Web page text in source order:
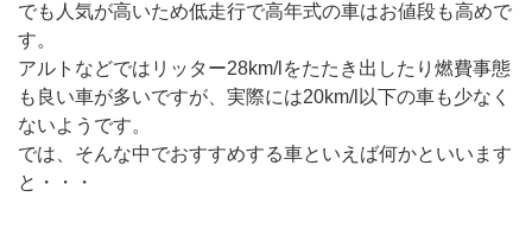
でも人気が高いため低走行で高年式の車はお値段も高めで
す。
アルトなどではリッター28km/lをたたき出したり燃費事態
も良い車が多いですが、実際には20km/l以下の車も少なく
ないようです。
では、そんな中でおすすめする車といえば何かといいます
と・・・